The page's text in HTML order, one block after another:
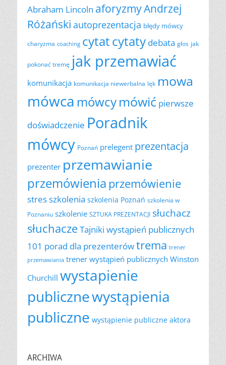
Abraham Lincoln aforyzmyAndrzej
Różański autoprezentacja błędy mówcy
charyzma coaching cytatcytaty debata głos jak
pokonać tremę jak przemawiać
komunikacja komunikacja niewerbalna lęk mowa
mówca mówcymówić pierwsze
doświadczenie Poradnik
mówcy Poznań prelegent prezentacja
prezenter przemawianie
przemówieniaprzemówienie
stresszkolenia szkolenia Poznań szkolenia w
Poznaniu szkolenie SZTUKA PREZENTACJI słuchacz
słuchaczeTajniki wystąpień publicznych
101 porad dla prezenterówtrema trener
przemawiania trener wystąpień publicznych Winston
Churchill wystapienie
publicznewystąpienia
publiczne wystąpienie publiczne aktora
ARCHIWA